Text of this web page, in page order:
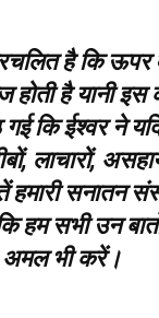
है कि ऊपर
है यानी इस
कि ईश्वर ने
लाचारों,
हमारी सनातन
हम सभी उन
अमल भी करें।